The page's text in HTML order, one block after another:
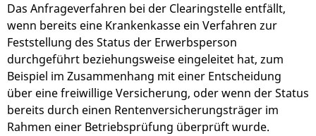
Das Anfrageverfahren bei der Clearingstelle entfällt,
wenn bereits eine Krankenkasse ein Verfahren zur
Feststellung des Status der Erwerbsperson
durchgeführt beziehungsweise eingeleitet hat, zum
Beispiel im Zusammenhang mit einer Entscheidung
über eine freiwillige Versicherung, oder wenn der Status
bereits durch einen Rentenversicherungsträger im
Rahmen einer Betriebsprüfung überprüft wurde.